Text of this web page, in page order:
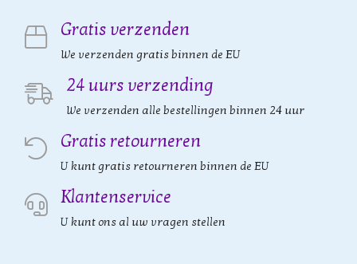
Gratis verzenden
We verzenden gratis binnen de EU
24 uurs verzending
We verzenden alle bestellingen binnen 24 uur
Gratis retourneren
U kunt gratis retourneren binnen de EU
Klantenservice
U kunt ons al uw vragen stellen